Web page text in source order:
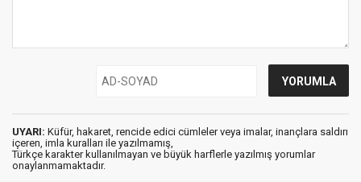
UYARI: Küfür, hakaret, rencide edici cümleler veya imalar, inançlara saldırı
içeren, imla kuralları ile yazılmamış,
Türkçe karakter kullanılmayan ve büyük harflerle yazılmış yorumlar
onaylanmamaktadır.